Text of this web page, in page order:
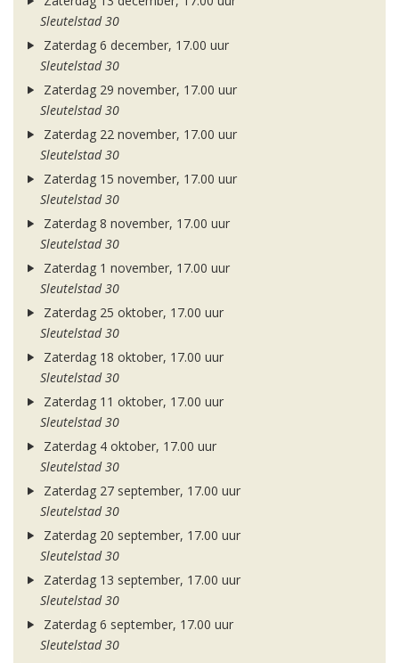
Sleutelstad 30
Zaterdag 6 december, 17.00 uur
Sleutelstad 30
Zaterdag 29 november, 17.00 uur
Sleutelstad 30
Zaterdag 22 november, 17.00 uur
Sleutelstad 30
Zaterdag 15 november, 17.00 uur
Sleutelstad 30
Zaterdag 8 november, 17.00 uur
Sleutelstad 30
Zaterdag 1 november, 17.00 uur
Sleutelstad 30
Zaterdag 25 oktober, 17.00 uur
Sleutelstad 30
Zaterdag 18 oktober, 17.00 uur
Sleutelstad 30
Zaterdag 11 oktober, 17.00 uur
Sleutelstad 30
Zaterdag 4 oktober, 17.00 uur
Sleutelstad 30
Zaterdag 27 september, 17.00 uur
Sleutelstad 30
Zaterdag 20 september, 17.00 uur
Sleutelstad 30
Zaterdag 13 september, 17.00 uur
Sleutelstad 30
Zaterdag 6 september, 17.00 uur
Sleutelstad 30